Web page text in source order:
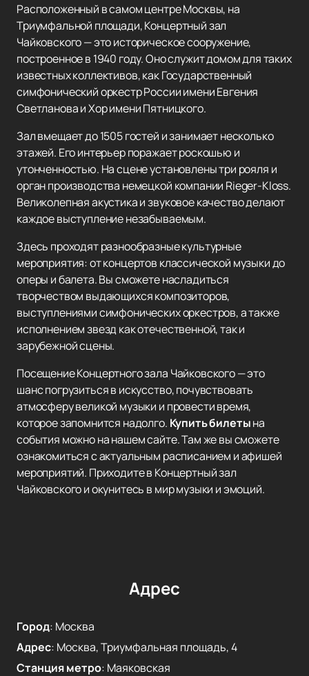
Расположенный в самом центре Москвы, на
Триумфальной площади, Концертный зал
Чайковского — это историческое сооружение,
построенное в 1940 году. Оно служит домом для таких
известных коллективов, как Государственный
симфонический оркестр России имени Евгения
Светланова и Хор имени Пятницкого.
Зал вмещает до 1505 гостей и занимает несколько
этажей. Его интерьер поражает роскошью и
утонченностью. На сцене установлены три рояля и
орган производства немецкой компании Rieger-Kloss.
Великолепная акустика и звуковое качество делают
каждое выступление незабываемым.
Здесь проходят разнообразные культурные
мероприятия: от концертов классической музыки до
оперы и балета. Вы сможете насладиться
творчеством выдающихся композиторов,
выступлениями симфонических оркестров, а также
исполнением звезд как отечественной, так и
зарубежной сцены.
Посещение Концертного зала Чайковского — это
шанс погрузиться в искусство, почувствовать
атмосферу великой музыки и провести время,
которое запомнится надолго. Купить билетына
события можно на нашем сайте. Там же вы сможете
ознакомиться с актуальным расписанием и афишей
мероприятий. Приходите в Концертный зал
Чайковского и окунитесь в мир музыки и эмоций.
Адрес
Город: Москва
Адрес: Москва, Триумфальная площадь, 4
Станция метро: Маяковская